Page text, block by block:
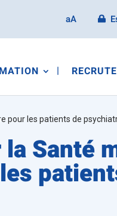
aA
pour les patients de
Santé